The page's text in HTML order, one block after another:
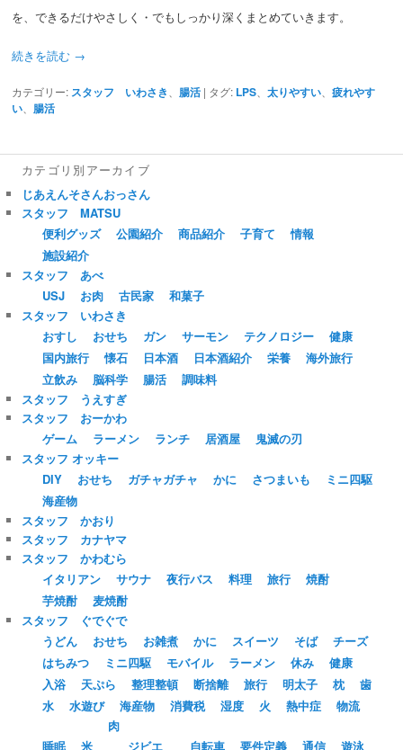
を、できるだけやさしく・でもしっかり深くまとめていきます。
続きを読む →
カテゴリー: スタッフ いわさき 腸活 | タグ: LPS 、太りやすい 、疲れやす
い
腸活
カテゴリ別アーカイブ
じあえんそさんおっさん
スタッフ MATSU
便利グッズ
公園紹介 商品紹介 子育て
情報
施設紹介
スタッフ あべ
USJ
お肉 古民家
和菓子
スタッフ いわさき
おすし
おせち ガン サーモン テクノロジー
健康
国内旅行
懐石 日本酒 日本酒紹介 栄養
海外旅行
立飲み
脳科学 腸活
調味料
スタッフ うえすぎ
スタッフ おーかわ
ゲーム
ラーメン ランチ 居酒屋
鬼滅の刃
スタッフ オッキー
DIY
おせち ガチャガチャ かに さつまいも
ミニ四駆
海産物
スタッフ かおり
スタッフ カナヤマ
スタッフ かわむら
イタリアン
サウナ 夜行バス 料理 旅行
焼酎
芋焼酎
麦焼酎
スタッフ ぐでぐで
うどん
おせち お雑煮 かに スイーツ そば
チーズ
はちみつ
ミニ四駆 モバイル ラーメン 休み
健康
入浴
天ぷら 整理整頓 断捨離 旅行 明太子 枕
歯
水
水遊び 海産物 消費税 湿度 火 熱中症 物流
睡眠 米
肉
ジビエ
自転車 要件定義 通信 遊泳